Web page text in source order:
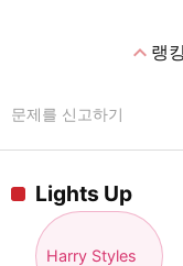
expand_less랭
문제를 신고하기
Lights Up
Harry Styles